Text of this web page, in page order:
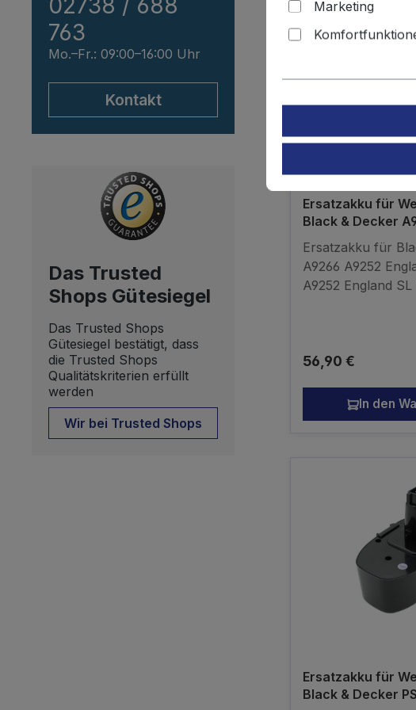
02738 / 688
763
Mo.–Fr.: 09:00–16:00 Uhr
Kontakt
Das Trusted
Shops Gütesiegel
Das Trusted Shops
Gütesiegel bestätigt, dass
die Trusted Shops
Qualitätskriterien erfüllt
werden
Wir bei Trusted Shops
Ersatzakku für
Black & Decker
England SL1
Ersatzakku für
A9266 A9252
A9252 England
PS 130 Ni-MH
Originalakku
Regulärer Preis:
56,90 €
In den
Ersatzakku für
Black & Decker
Marketing